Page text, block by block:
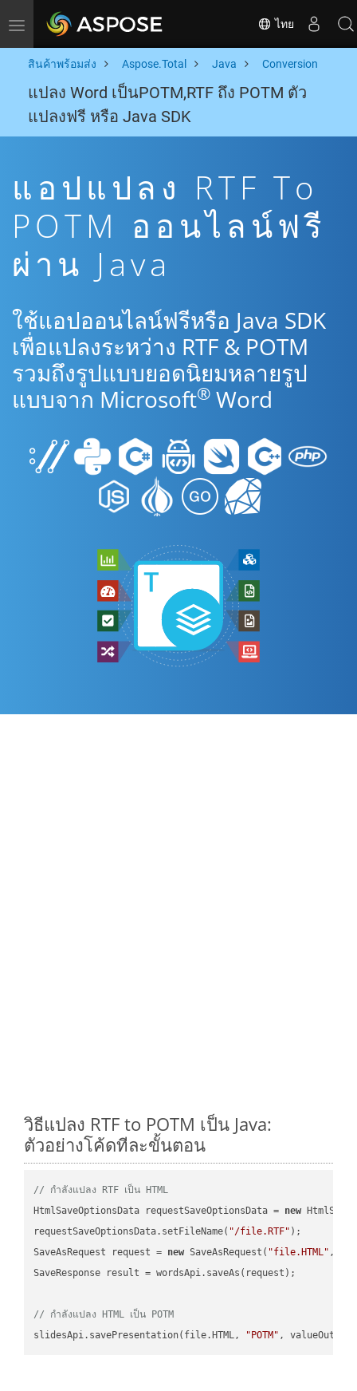
Toggle navigation ไทย
สินค้าพร้อมส่ง Aspose.Total Java Conversion
แปลง Word เป็นPOTM,RTF ถึง POTM ตัว
แปลงฟรี หรือ Java SDK
แอปแปลง RTF To
POTM ออนไลน์ฟรี
ผ่าน Java
ใช้แอปออนไลน์ฟรีหรือ Java SDK
เพื่อแปลงระหว่าง RTF & POTM
รวมถึงรูปแบบยอดนิยมหลายรูป
แบบจาก Microsoft® Word
วิธีแปลง RTF to POTM เป็น Java:
ตัวอย่างโค้ดทีละขั้นตอน
// กำลังแปลง RTF เป็น HTML
HtmlSaveOptionsData requestSaveOptionsData = new
requestSaveOptionsData.setFileName( "/file.RTF" );
SaveAsRequest request = new SaveAsRequest( "file.HTML"
SaveResponse result = wordsApi.saveAs(request);
// กำลังแปลง HTML เป็น POTM
slidesApi.savePresentation(file.HTML,
"POTM"